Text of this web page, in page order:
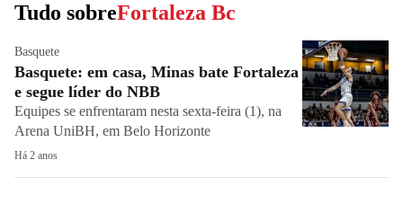
Tudo sobreFortaleza Bc
Basquete
Basquete: em casa, Minas bate Fortaleza
e segue líder do NBB
Equipes se enfrentaram nesta sexta-feira (1), na
Arena UniBH, em Belo Horizonte
Há 2 anos